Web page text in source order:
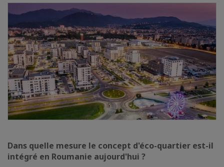
Dans quelle mesure le concept d'éco-quartier est-il
intégré en Roumanie aujourd'hui ?